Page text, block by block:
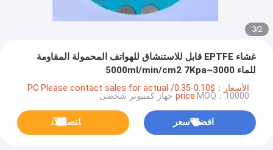
2
/
3
غشاء EPTFE قابل للاستنشاق للهواتف المحمولة المقاومة
للماء 3000~5000ml/min/cm2 7Kpa
الأسعار：$0.10-0.35/ PC Please contact sales for actual
price MOQ：10000 جهاز كمبيوتر شخصى
افضل سعر ﺎﺘﺼﻟ ﺍﻶﻧ